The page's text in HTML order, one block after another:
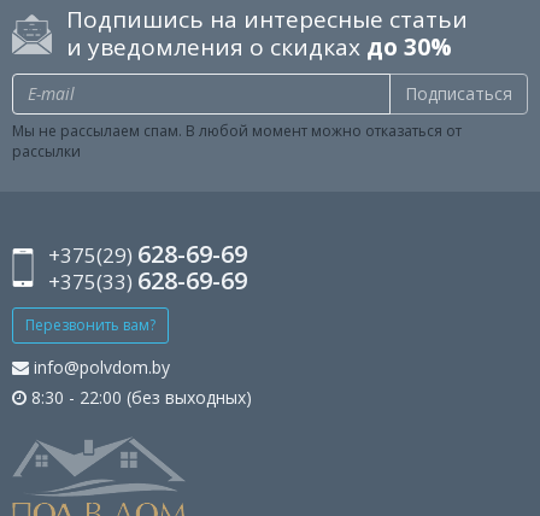
Подпишись на интересные статьи
и уведомления о скидках до 30%
Подписаться
Мы не рассылаем спам. В любой момент можно отказаться от
рассылки
+375(29) 628-69-69
+375(33) 628-69-69
Перезвонить вам?
info@polvdom.by
8:30 - 22:00 (без выходных)